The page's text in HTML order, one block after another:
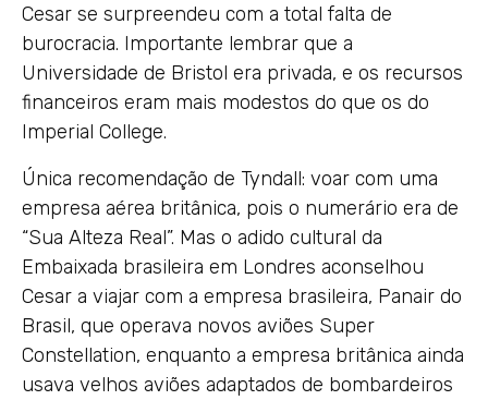
Cesar se surpreendeu com a total falta de
burocracia. Importante lembrar que a
Universidade de Bristol era privada, e os recursos
financeiros eram mais modestos do que os do
Imperial College.
Única recomendação de Tyndall: voar com uma
empresa aérea britânica, pois o numerário era de
“Sua Alteza Real”. Mas o adido cultural da
Embaixada brasileira em Londres aconselhou
Cesar a viajar com a empresa brasileira, Panair do
Brasil, que operava novos aviões Super
Constellation, enquanto a empresa britânica ainda
usava velhos aviões adaptados de bombardeiros